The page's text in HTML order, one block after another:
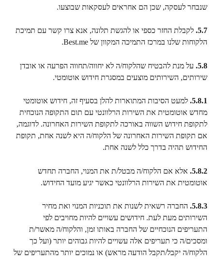
שנבחר לעסקה, שכן הם אחראים לעסקאות שבוצעו.
5.7. לקבלת החזר כספי או להגשת תלונה, אנא צרו קשר עם תמיכת
הלקוחות שלנו במרכז התמיכה המקוון של Best.me.
5.8. על מנת להבטיח שהלקוח/ה לא יחווה/תחווה הפרעה או אובדן
שירותים, השירותים מוצעים במסגרת חידוש אוטומטי.
5.8.1. למעט הסיבות המתוארות להלן בסעיף זה, חידוש אוטומטי
מחדש אוטומטית את השירות הרלוונטי עם תום התקופה הנוכחית
לתקופת חידוש השווה באורכה לתקופת השירות האחרונה. לדוגמה,
אם תקופת השירות האחרונה של הלקוח/ה היא לשנה אחת, תקופת
החידוש תהיה בדרך כלל לשנה אחת.
5.8.2. אלא אם הלקוח/ה מבטל/ת את המנוי, החברה תחדש
אוטומטית את השירות הרלוונטי כאשר יגיע מועד החידוש.
5.8.3. החברה רשאית לשנות את תוכניות המנוי ואת מחיר
השירותים מעת לעת. חידושים עשויים להיות מחויבים לפי
התעריפים הנוכחיים של החברה באותו זמן, והלקוח/ה מאשר/ת
ומסכים/ה כי תעריפים אלה עשויים להיות גבוהים יותר (ועל כך
הלקוח/ה יקבל/תקבל הודעה מראש) או נמוכים יותר מהתעריפים של